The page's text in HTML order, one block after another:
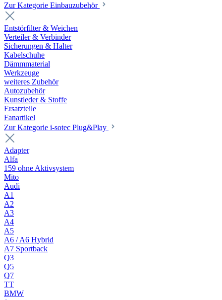
Zur Kategorie Einbauzubehör
Entstörfilter & Weichen
Verteiler & Verbinder
Sicherungen & Halter
Kabelschuhe
Dämmmaterial
Werkzeuge
weiteres Zubehör
Autozubehör
Kunstleder & Stoffe
Ersatzteile
Fanartikel
Zur Kategorie i-sotec Plug&Play
Adapter
Alfa
159 ohne Aktivsystem
Mito
Audi
A1
A2
A3
A4
A5
A6 / A6 Hybrid
A7 Sportback
Q3
Q5
Q7
TT
BMW